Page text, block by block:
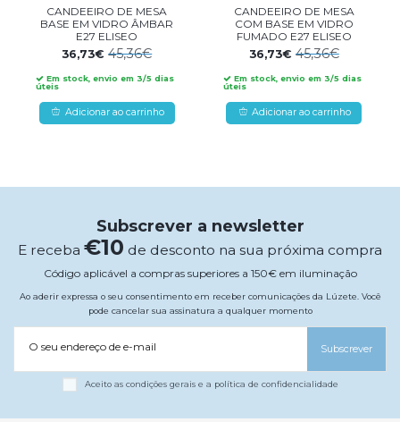
CANDEEIRO DE MESA
BASE EM VIDRO ÂMBAR
E27 ELISEO
36,73€45,36€
Em stock, envio em 3/5 dias
úteis
Adicionar ao carrinho
CANDEEIRO DE MESA
COM BASE EM VIDRO
FUMADO E27 ELISEO
36,73€ 45,36€
Em stock, envio em 3/5 dias
úteis
Adicionar ao carrinho
Subscrever a newsletter
E receba €10 de desconto na sua próxima compra
Código aplicável a compras superiores a 150€ em iluminação
Ao aderir expressa o seu consentimento em receber comunicações da Lúzete. Você
pode cancelar sua assinatura a qualquer momento
O seu endereço de e-mail Subscrever
Aceito as condições gerais e a política de confidencialidade